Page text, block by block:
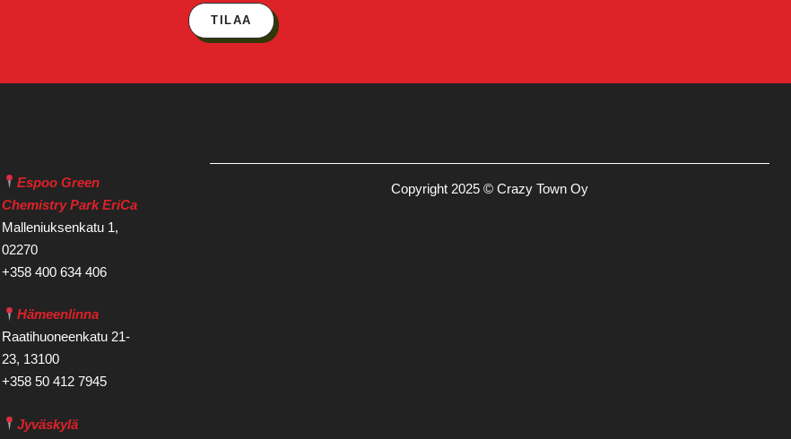
TILAA
Espoo Green
Chemistry Park EriCa
Malleniuksenkatu 1,
02270
+358 400 634 406
Hämeenlinna
Raatihuoneenkatu 21-
23, 13100
+358 50 412 7945
Jyväskylä
Copyright 2025 © Crazy Town Oy